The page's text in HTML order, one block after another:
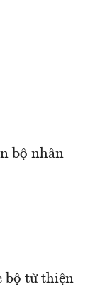
bộ nhân
bộ từ thiện